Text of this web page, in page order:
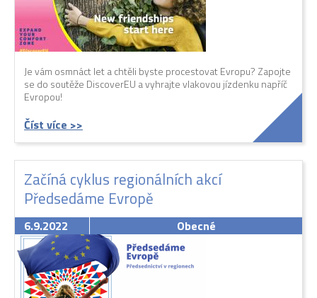
Je vám osmnáct let a chtěli byste procestovat Evropu? Zapojte
se do soutěže DiscoverEU a vyhrajte vlakovou jízdenku napříč
Evropou!
Číst více >>
Začíná cyklus regionálních akcí
Předsedáme Evropě
6.9.2022 Obecné